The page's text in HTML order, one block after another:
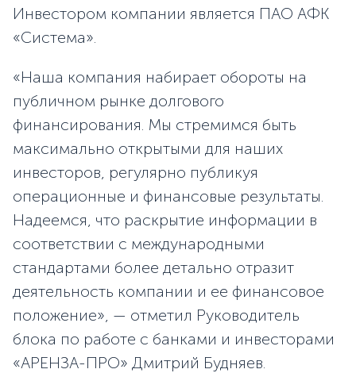
Инвестором компании является ПАО АФК
«Система».
«Наша компания набирает обороты на
публичном рынке долгового
финансирования. Мы стремимся быть
максимально открытыми для наших
инвесторов, регулярно публикуя
операционные и финансовые результаты.
Надеемся, что раскрытие информации в
соответствии с международными
стандартами более детально отразит
деятельность компании и ее финансовое
положение», — отметил Руководитель
блока по работе с банками и инвесторами
«АРЕНЗА-ПРО» Дмитрий Будняев.